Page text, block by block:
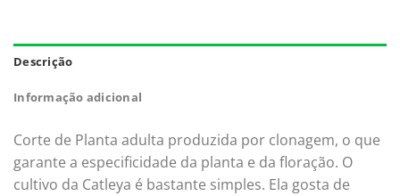
Descrição
Informação adicional
Corte de Planta adulta produzida por clonagem, o que
garante a especificidade da planta e da floração. O
cultivo da Catleya é bastante simples. Ela gosta de